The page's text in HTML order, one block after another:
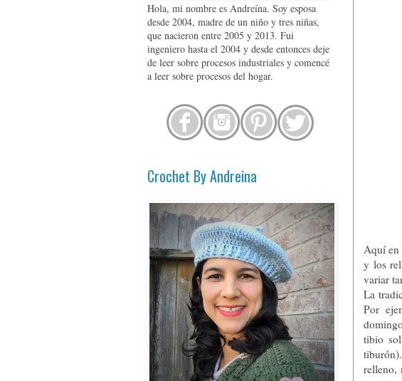
Aquí en
y los
variar
La
Por
tibio
relleno,
Hola, mi nombre es Andreína. Soy esposa
desde 2004, madre de un niño y tres niñas,
que nacieron entre 2005 y 2013. Fui
ingeniero hasta el 2004 y desde entonces deje
de leer sobre procesos industriales y comencé
a leer sobre procesos del hogar.
Crochet By Andreina